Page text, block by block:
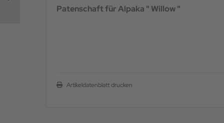
Patenschaft für Alpaka " Willow "
Artikeldatenblatt drucken